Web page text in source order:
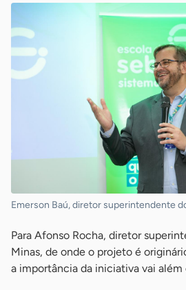
Emerson Baú, diretor superintendente
Para Afonso Rocha, diretor
Minas, de onde o projeto é
a importância da iniciativa vai